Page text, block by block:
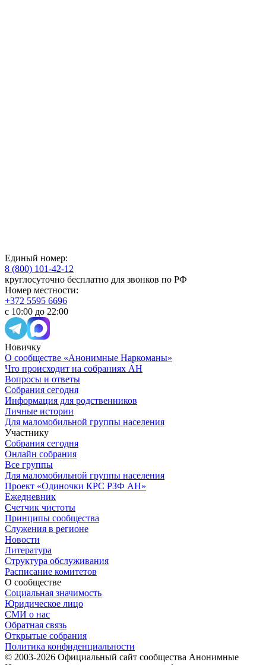
Единый номер:
8 (800) 101-42-12
круглосуточно бесплатно для звонков по РФ
Номер местности:
+372 5595 6696
с 10:00 до 22:00
Новичку
О сообществе «Анонимные Наркоманы»
Что происходит на собраниях АН
Вопросы и ответы
Собрания сегодня
Информация для родственников
Личные истории
Для маломобильной группы населения
Участнику
Собрания сегодня
Онлайн собрания
Все группы
Для маломобильной группы населения
Проект «Одиночки КРС РЗФ АН»
Ежедневник
Счетчик чистоты
Принципы сообщества
Служения в регионе
Новости
Литература
Структура обслуживания
Расписание комитетов
О сообществе
Социальная значимость
Юридическое лицо
СМИ о нас
Обратная связь
Открытые собрания
Политика конфиденциальности
© 2003-2026 Официальный сайт сообщества Анонимные